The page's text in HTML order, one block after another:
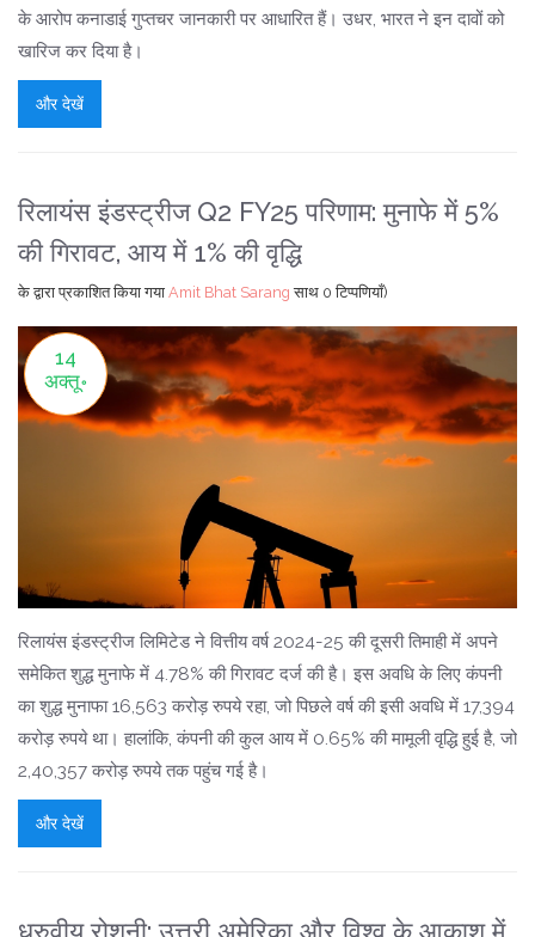
के आरोप कनाडाई गुप्तचर जानकारी पर आधारित हैं। उधर, भारत ने इन दावों को
खारिज कर दिया है।
और देखें
रिलायंस इंडस्ट्रीज Q2 FY25 परिणाम: मुनाफे में 5%
की गिरावट, आय में 1% की वृद्धि
के द्वारा प्रकाशित किया गया Amit Bhat Sarang साथ 0 टिप्पणियाँ)
14
अक्तू॰
रिलायंस इंडस्ट्रीज लिमिटेड ने वित्तीय वर्ष 2024-25 की दूसरी तिमाही में अपने
समेकित शुद्ध मुनाफे में 4.78% की गिरावट दर्ज की है। इस अवधि के लिए कंपनी
का शुद्ध मुनाफा 16,563 करोड़ रुपये रहा, जो पिछले वर्ष की इसी अवधि में 17,394
करोड़ रुपये था। हालांकि, कंपनी की कुल आय में 0.65% की मामूली वृद्धि हुई है, जो
2,40,357 करोड़ रुपये तक पहुंच गई है।
और देखें
ध्रुवीय रोशनी: उत्तरी अमेरिका और विश्व के आकाश में